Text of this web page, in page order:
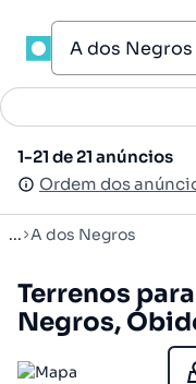
1-21 de 21 anúncios
Ordem dos
1-21 de 21 anúncios
Ordem dos
... A dos Negros
Terrenos
Negros,